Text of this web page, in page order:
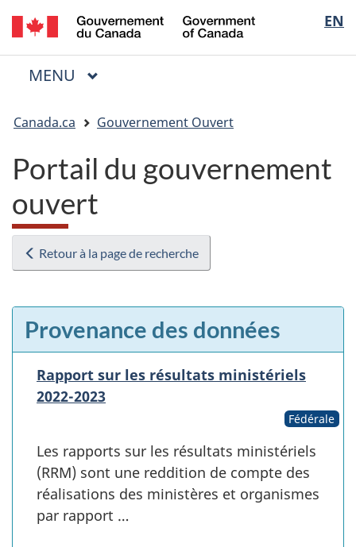
Passer
au
contenu
Passer
à
« Au
Passer
à
la
EN
of
Menu
MENU PRINCIPAL
êtes
ici
Canada.ca Gouvernement Ouvert
Portail du gouvernement
ouvert
Retour à la page de recherche
Provenance des données
Rapport sur les résultats ministériels
2022-2023
Fédérale
Les rapports sur les résultats ministériels
(RRM) sont une reddition de compte des
réalisations des ministères et organismes
par rapport …